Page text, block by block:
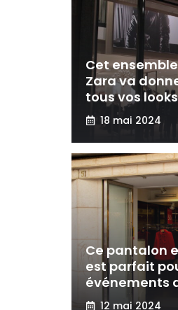
Cet
Zara va
tous vos
18 mai 2024
Ce pantalon
est parfait
événements
12 mai 2024